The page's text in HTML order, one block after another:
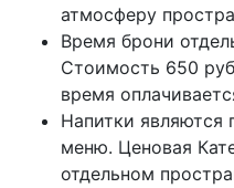
атмосферу
Время брони
Стоимость 650
время
Напитки
меню. Ценовая
отдельном